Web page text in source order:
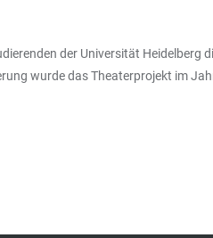
der Universität
wurde das Theaterprojekt im